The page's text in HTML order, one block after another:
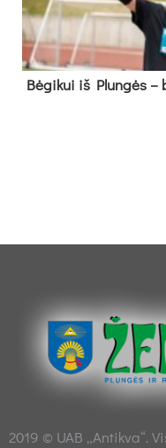
Bė­gi­kui iš Plun­gės –
2019 © UAB „Antikva“.